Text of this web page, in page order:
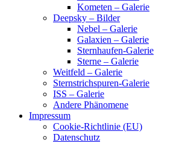
Kometen – Galerie
Deepsky – Bilder
Nebel – Galerie
Galaxien – Galerie
Sternhaufen-Galerie
Sterne – Galerie
Weitfeld – Galerie
Sternstrichspuren-Galerie
ISS – Galerie
Andere Phänomene
Impressum
Cookie-Richtlinie (EU)
Datenschutz